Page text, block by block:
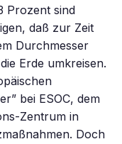
Prozent sind
daß zur Zeit
Durchmesser
Erde umkreisen.
bei ESOC, dem
Zentrum in
Doch